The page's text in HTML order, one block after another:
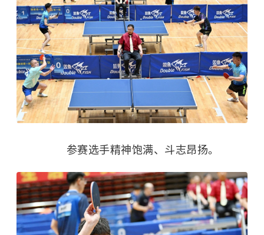
参赛选手精神饱满、斗志昂扬。